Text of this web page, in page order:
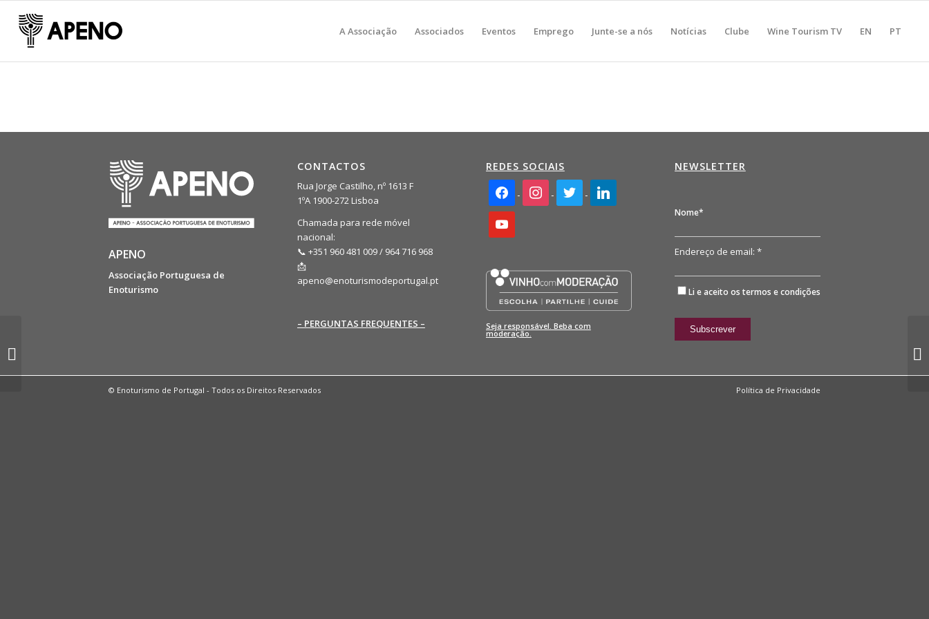
A Associação Associados Eventos Emprego Junte-se a nós Notícias Clube Wine Tourism TV EN PT
APENO
Associação Portuguesa de
Enoturismo
CONTACTOS
Rua Jorge Castilho, nº 1613 F
1ºA 1900-272 Lisboa
Chamada para rede móvel
nacional:
📞 +351 960 481 009 / 964 716 968
📩
apeno@enoturismodeportugal.pt
– PERGUNTAS FREQUENTES –
REDES SOCIAIS
facebook2instagramtwitter linkedin
youtube
Seja responsável. Beba com
moderação.
NEWSLETTER
Nome*
Endereço de email: *
Li e aceito os termos e condições
© Enoturismo de Portugal - Todos os Direitos Reservados Política de Privacidade